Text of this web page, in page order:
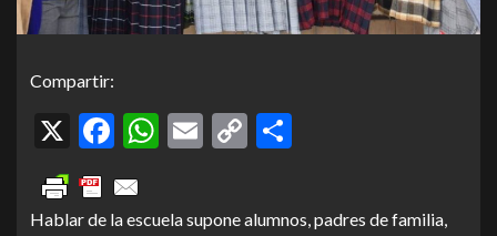
Compartir:
X Facebook
WhatsApp
Email
Copy
Hablar de la escuela supone alumnos, padres de familia,